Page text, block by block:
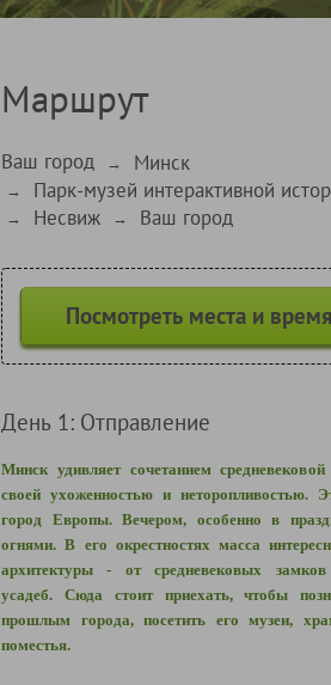
Маршрут
Ваш город → Минск
→ Парк-музей интерактивной
→ Несвиж → Ваш город
Посмотреть места и
День 1: Отправление
Минск удивляет сочетанием
своей ухоженностью и неторопливостью.
город Европы. Вечером, особенно в
огнями. В его окрестностях масса
архитектуры - от средневековых
усадеб. Сюда стоит приехать, чтобы
прошлым города, посетить его музеи,
поместья.